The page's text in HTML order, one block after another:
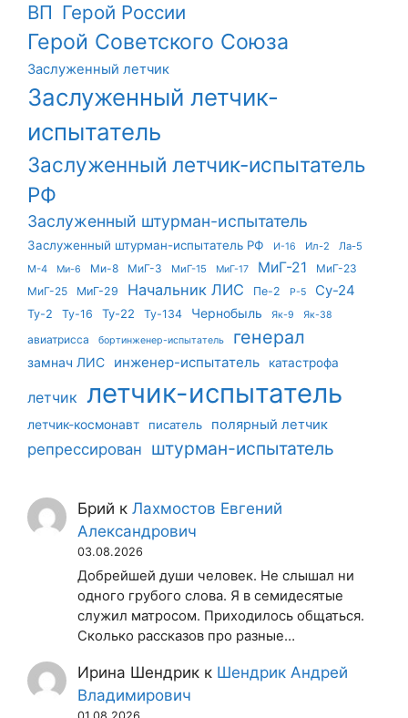
ВП Герой России
Герой Советского Союза
Заслуженный летчик
Заслуженный летчик-
испытатель
Заслуженный летчик-испытатель
РФ
Заслуженный штурман-испытатель
Заслуженный штурман-испытатель РФ И-16 Ил-2
Ла-5
М-4
Ми-6 Ми-8 МиГ-3 МиГ-15 МиГ-17 МиГ-21
МиГ-23
МиГ-25
МиГ-29 Начальник ЛИС Пе-2 Р-5 Су-24
Ту-2 Ту-16 Ту-22 Ту-134 Чернобыль Як-9 Як-38
авиатрисса бортинженер-испытатель генерал
замнач ЛИС инженер-испытатель катастрофа
летчик летчик-испытатель
летчик-космонавт писатель полярный летчик
репрессирован штурман-испытатель
Брий кЛахмостов Евгений
Александрович
03.08.2026
Добрейшей души человек. Не слышал ни
одного грубого слова. Я в семидесятые
служил матросом. Приходилось общаться.
Сколько рассказов про разные…
Ирина Шендрик к Шендрик Андрей
Владимирович